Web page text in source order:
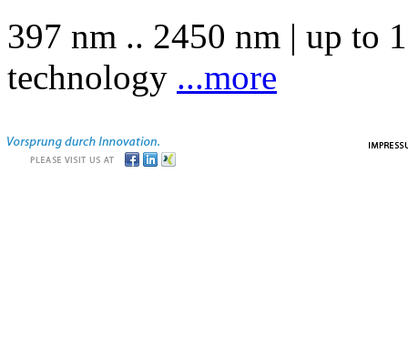
397 nm .. 2450 nm | up to
technology ...more